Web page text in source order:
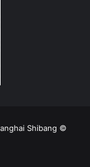
Shibang